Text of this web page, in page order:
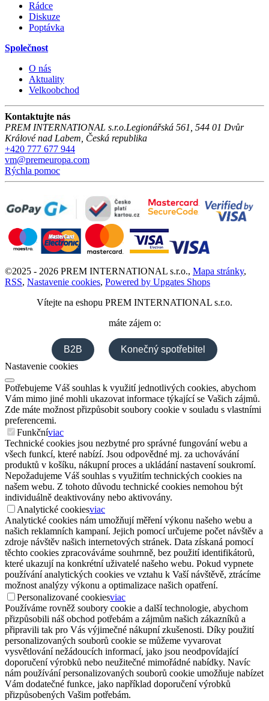
Rádce
Diskuze
Poptávka
Společnost
O nás
Aktuality
Velkoobchod
Kontaktujte nás
PREM INTERNATIONAL s.r.o.Legionářská 561, 544 01 Dvůr
Králové nad Labem, Česká republika
+420 777 677 944
vm@premeuropa.com
Rýchla pomoc
©2025 - 2026 PREM INTERNATIONAL s.r.o., Mapa stránky,
RSS, Nastavenie cookies, Powered by Upgates Shops
Vítejte na eshopu PREM INTERNATIONAL s.r.o.
máte zájem o:
B2B
Konečný spotřebitel
Nastavenie cookies
Potřebujeme Váš souhlas k využití jednotlivých cookies, abychom
Vám mimo jiné mohli ukazovat informace týkající se Vašich zájmů.
Zde máte možnost přizpůsobit soubory cookie v souladu s vlastními
preferencemi.
Funkčníviac
Technické cookies jsou nezbytné pro správné fungování webu a
všech funkcí, které nabízí. Jsou odpovědné mj. za uchovávání
produktů v košíku, nákupní proces a ukládání nastavení soukromí.
Nepožadujeme Váš souhlas s využitím technických cookies na
našem webu. Z tohoto důvodu technické cookies nemohou být
individuálně deaktivovány nebo aktivovány.
Analytické cookiesviac
Analytické cookies nám umožňují měření výkonu našeho webu a
našich reklamních kampaní. Jejich pomocí určujeme počet návštěv a
zdroje návštěv našich internetových stránek. Data získaná pomocí
těchto cookies zpracováváme souhrnně, bez použití identifikátorů,
které ukazují na konkrétní uživatelé našeho webu. Pokud vypnete
používání analytických cookies ve vztahu k Vaší návštěvě, ztrácíme
možnost analýzy výkonu a optimalizace našich opatření.
Personalizované cookiesviac
Používáme rovněž soubory cookie a další technologie, abychom
přizpůsobili náš obchod potřebám a zájmům našich zákazníků a
připravili tak pro Vás výjimečné nákupní zkušenosti. Díky použití
personalizovaných souborů cookie se můžeme vyvarovat
vysvětlování nežádoucích informací, jako jsou neodpovídající
doporučení výrobků nebo neužitečné mimořádné nabídky. Navíc
nám používání personalizovaných souborů cookie umožňuje nabízet
Vám dodatečné funkce, jako například doporučení výrobků
přizpůsobených Vašim potřebám.